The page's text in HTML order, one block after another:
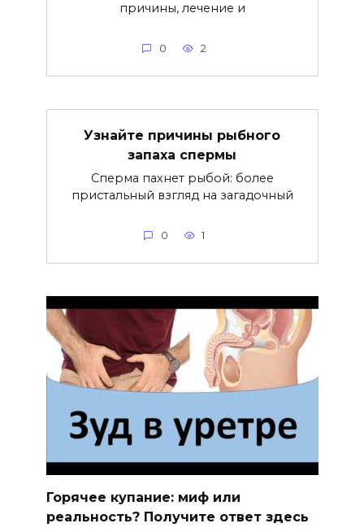
причины, лечение и
0 2
Узнайте причины рыбного
запаха спермы
Сперма пахнет рыбой: более
пристальный взгляд на загадочный
0 1
Горячее купание: миф или
реальность? Получите ответ здесь